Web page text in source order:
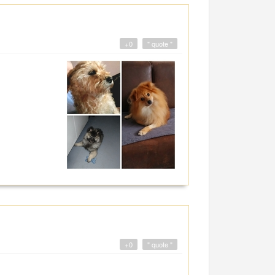
" quote "
+0
" quote "
+0